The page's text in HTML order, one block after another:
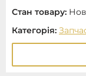
Стан товару:
Категорія: